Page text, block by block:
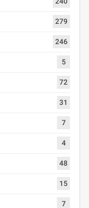
279
246
5
72
31
7
4
48
15
7